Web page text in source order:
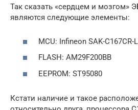
Так сказать «сердцем и мозгом»
являются следующие элементы:
MCU: Infineon SAK-C167CR-
FLASH: AM29F200BB
EEPROM: ST95080
Кстати наличие и такое